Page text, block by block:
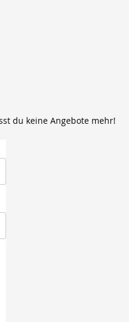
du keine Angebote mehr!